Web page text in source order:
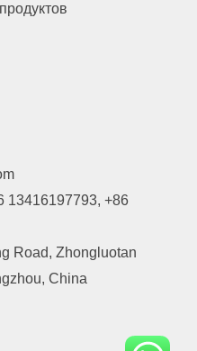
13416197793, +86
Road, Zhongluotan
China